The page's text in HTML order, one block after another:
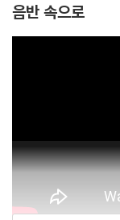
다.
관련 사진과 동영상 및
음반 속으로